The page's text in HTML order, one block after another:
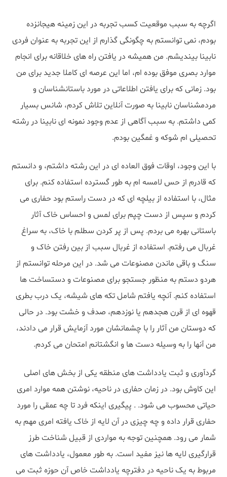
اگرچه به سبب موقعیت کسب تجربه در این زمینه هیجانزده
بودم، نمی توانستم به چگونگی گذارم از این تجربه به عنوان فردی
نابینا بیندیشم. من همیشه در یافتن راه های خلاقانه برای انجام
موارد بصری موفق بوده ام، اما این عرصه ای کاملا جدید برای من
بود. زمانی که برای یافتن اطلاعاتی در مورد باستانشناسان و
مردمشناسان نابینا به صورت آنلاین تلاش کردم، شانس بسیار
کمی داشتم. به سبب آگاهی از عدم وجود نمونه ای نابینا در رشته
تحصیلی ام شوکه و غمگین بودم.
با این وجود، اوقات فوق العاده ای در این رشته داشتم، و دانستم
که قادرم از حس لامسه ام به طور گسترده استفاده کنم. برای
مثال، با استفاده از بیلچه ای که در دست راستم بود حفاری می
کردم و سپس از دست چپم برای لمس و احساس خاک آثار
باستانی بهره می بردم. پس از پر کردن سطلم با خاک، به سراغ
غربال می رفتم. استفاده از غربال سبب از بین رفتن خاک و
سنگ و باقی ماندن مصنوعات می شد. در این مرحله توانستم از
هردو دستم به منظور جستجو برای مصنوعات و دستساخت ها
استفاده کنم. آنچه یافتم شامل تکه های شیشه، یک درب بطری
قهوه ای از قرن هجدهم یا نوزدهم، صدف و خشت بود. در حالی
که دوستان من آثار را با چشمانشان مورد آزمایش قرار می دادند،
من آنها را به وسیله دست ها و انگشتانم امتحان می کردم.
گردآوری و ثبت یادداشت های منطقه یکی از بخش های اصلی
این کاوش بود. در زمان حفاری در ناحیه، نوشتن همه موارد امری
حیاتی محسوب می شود. . پیگیری اینکه فرد تا چه عمقی را مورد
حفاری قرار داده و چه چیزی در آن لایه از خاک یافته امری مهم به
شمار می رود. همچنین توجه به مواردی از قبیل شناخت طرز
قرارگیری لایه ها نیز مفید است. به طور معمول، یادداشت های
مربوط به یک ناحیه در دفترچه یادداشت خاص آن حوزه ثبت می